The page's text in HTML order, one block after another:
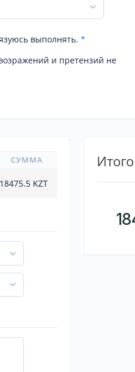
выполнять. *
и претензий не
СУММА
18475.5KZT
Итого